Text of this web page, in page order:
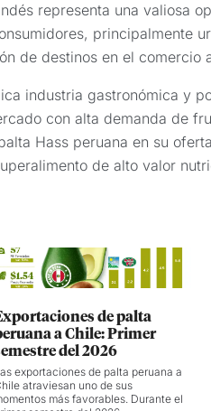
representa una valiosa
principalmente
de destinos en el comercio
industria gastronómica y
con alta demanda de
Hass peruana en su
de alto valor
de palta
a Chile: Primer
del 2026
exportaciones de palta peruana a
atraviesan uno de sus
más favorables. Durante el